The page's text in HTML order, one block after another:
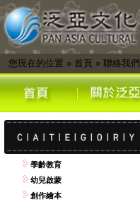
您現在的位置 » 首頁 » 聯絡我們
學齡教育
幼兒啟蒙
創作繪本